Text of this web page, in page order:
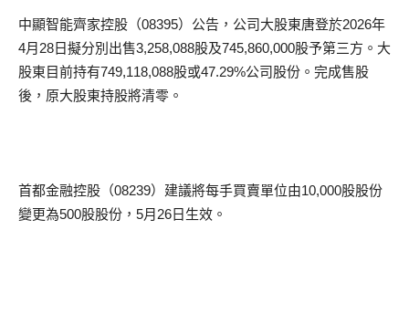
中顯智能齊家控股（08395）公告，公司大股東唐登於2026年
4月28日擬分別出售3,258,088股及745,860,000股予第三方。大
股東目前持有749,118,088股或47.29%公司股份。完成售股
後，原大股東持股將清零。
首都金融控股（08239）建議將每手買賣單位由10,000股股份
變更為500股股份，5月26日生效。